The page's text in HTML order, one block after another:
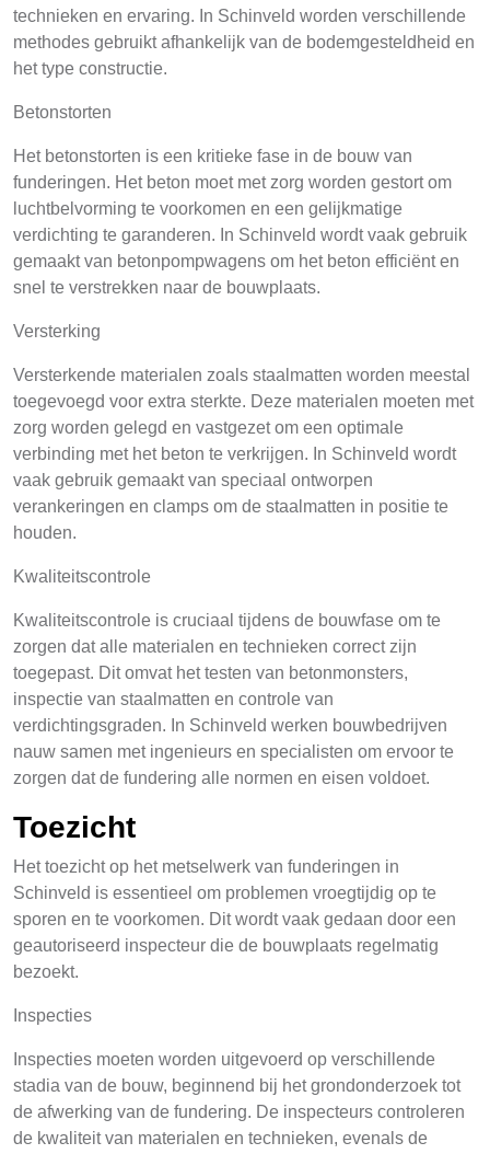
technieken en ervaring. In Schinveld worden verschillende
methodes gebruikt afhankelijk van de bodemgesteldheid en
het type constructie.
Betonstorten
Het betonstorten is een kritieke fase in de bouw van
funderingen. Het beton moet met zorg worden gestort om
luchtbelvorming te voorkomen en een gelijkmatige
verdichting te garanderen. In Schinveld wordt vaak gebruik
gemaakt van betonpompwagens om het beton efficiënt en
snel te verstrekken naar de bouwplaats.
Versterking
Versterkende materialen zoals staalmatten worden meestal
toegevoegd voor extra sterkte. Deze materialen moeten met
zorg worden gelegd en vastgezet om een optimale
verbinding met het beton te verkrijgen. In Schinveld wordt
vaak gebruik gemaakt van speciaal ontworpen
verankeringen en clamps om de staalmatten in positie te
houden.
Kwaliteitscontrole
Kwaliteitscontrole is cruciaal tijdens de bouwfase om te
zorgen dat alle materialen en technieken correct zijn
toegepast. Dit omvat het testen van betonmonsters,
inspectie van staalmatten en controle van
verdichtingsgraden. In Schinveld werken bouwbedrijven
nauw samen met ingenieurs en specialisten om ervoor te
zorgen dat de fundering alle normen en eisen voldoet.
Toezicht
Het toezicht op het metselwerk van funderingen in
Schinveld is essentieel om problemen vroegtijdig op te
sporen en te voorkomen. Dit wordt vaak gedaan door een
geautoriseerd inspecteur die de bouwplaats regelmatig
bezoekt.
Inspecties
Inspecties moeten worden uitgevoerd op verschillende
stadia van de bouw, beginnend bij het grondonderzoek tot
de afwerking van de fundering. De inspecteurs controleren
de kwaliteit van materialen en technieken, evenals de